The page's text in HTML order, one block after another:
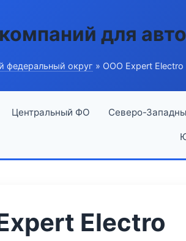
для
федеральный округ » ООО Expert Electro
Центральный ФО Северо-
Electro